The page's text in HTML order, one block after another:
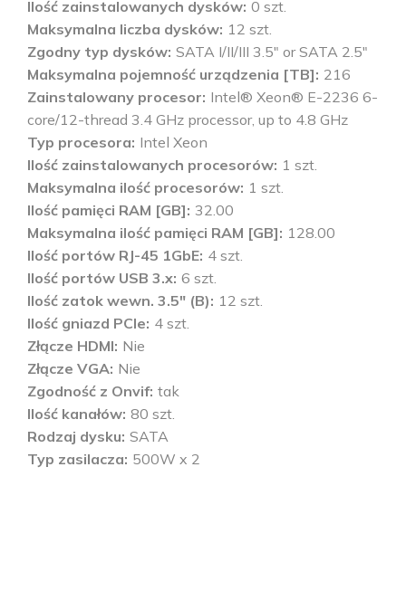
Ilość zainstalowanych dysków 0 szt.
Maksymalna liczba dysków 12 szt.
Zgodny typ dysków SATA I/II/III 3.5" or SATA 2.5"
Maksymalna pojemność urządzenia [TB] 216
Zainstalowany procesor Intel® Xeon® E-2236 6-
core/12-thread 3.4 GHz processor, up to 4.8 GHz
Typ procesora Intel Xeon
Ilość zainstalowanych procesorów 1 szt.
Maksymalna ilość procesorów 1 szt.
Ilość pamięci RAM [GB] 32.00
Maksymalna ilość pamięci RAM [GB]
128.00
Ilość portów RJ-45 1GbE 4 szt.
Ilość portów USB 3.x 6 szt.
Ilość zatok wewn. 3.5" (B)
12 szt.
Ilość gniazd PCIe 4 szt.
Złącze HDMI Nie
Złącze VGA Nie
Zgodność z Onvif tak
Ilość kanałów 80 szt.
Rodzaj dysku SATA
Typ zasilacza 500W x 2